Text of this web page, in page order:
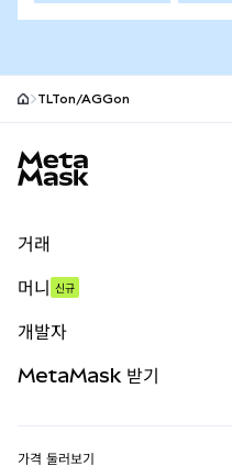
TLTon/AGGon
거래
무기한 선물
실물자산
머니 신규
개발자
MetaMask 받기
가격 둘러보기